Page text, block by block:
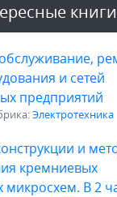
и сетей
предприятий
Электротехника
и
кремниевых
микросхем. В 2